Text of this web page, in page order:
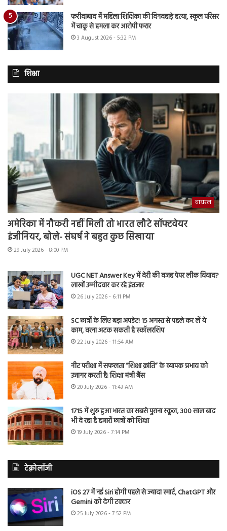
फरीदाबाद में महिला शिक्षिका की दिनदहाड़े हत्या, स्कूल परिसर
में चाकू से हमला कर आरोपी फरार
3 August 2026 - 5:32 PM
शिक्षा
वायरल
अमेरिका में नौकरी नहीं मिली तो भारत लौटे सॉफ्टवेयर
इंजीनियर, बोले- संघर्ष ने बहुत कुछ सिखाया
29 July 2026 - 8:00 PM
UGC NET Answer Key में देरी की वजह पेपर लीक विवाद?
लाखों उम्मीदवार कर रहे इंतजार
26 July 2026 - 6:11 PM
SC छात्रों के लिए बड़ा अपडेट! 15 अगस्त से पहले कर लें ये
काम, वरना अटक सकती है स्कॉलरशिप
22 July 2026 - 11:54 AM
नीट परीक्षा में सफलता “शिक्षा क्रांति” के व्यापक प्रभाव को
उजागर करती है: शिक्षा मंत्री बैंस
20 July 2026 - 11:43 AM
1715 में शुरू हुआ भारत का सबसे पुराना स्कूल, 300 साल बाद
भी दे रहा है हजारों छात्रों को शिक्षा
19 July 2026 - 7:14 PM
टेक्नोलॉजी
iOS 27 में नई Siri होगी पहले से ज्यादा स्मार्ट, ChatGPT और
Gemini को देगी टक्कर
25 July 2026 - 7:52 PM